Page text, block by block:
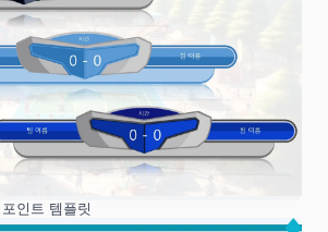
인트 템플릿